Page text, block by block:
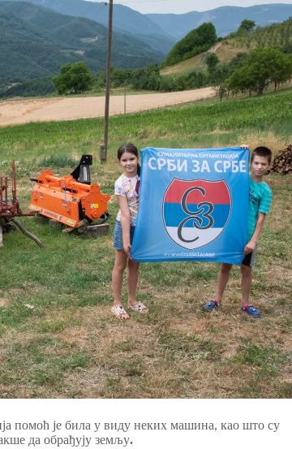
помоћ је била у виду неких машина, као што су
да обрађују земљу.